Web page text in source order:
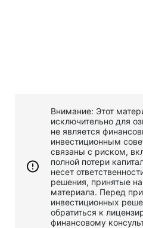
Внимание: Этот
исключительно для
не является
инвестиционным
связаны с риском,
полной потери
несет
решения, принятые на
материала. Перед
инвестиционных
обратиться к
финансовому